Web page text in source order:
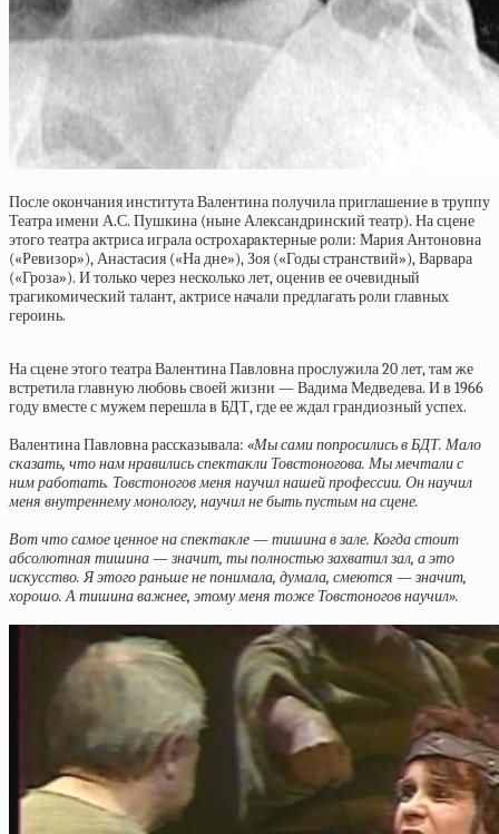
После окончания института Валентина получила приглашение в труппу
Театра имени А.С. Пушкина (ныне Александринский театр). На сцене
этого театра актриса играла острохаpaктерные роли: Мария Антоновна
(«Ревизор»), Анастасия («На дне»), Зоя («Годы странствий»), Варвара
(«Гроза»). И только через несколько лет, оценив ее очевидный
трагикомический талант, актрисе начали предлагать роли главных
героинь.
На сцене этого театра Валентина Павловна прослужила 20 лет, там же
встретила главную любовь своей жизни — Вадима Медведева. И в 1966
году вместе с мужем перешла в БДТ, где ее ждал грандиозный успех.
Валентина Павловна рассказывала: «Мы сами попросились в БДТ. Мало
сказать, что нам нравились спектакли Товстоногова. Мы мечтали с
ним работать. Товстоногов меня научил нашей профессии. Он научил
меня внутреннему монологу, научил не быть пустым на сцене.
Вот что самое ценное на спектакле — тишина в зале. Когда стоит
абсолютная тишина — значит, ты полностью захватил зал, а это
искусство. Я этого раньше не понимала, думала, смеются — значит,
хорошо. А тишина важнее, этому меня тоже Товстоногов научил».